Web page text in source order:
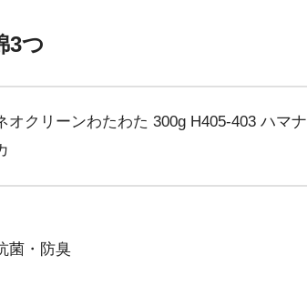
3つ
オクリーンわたわた 300g H405-403 ハマナ
菌・防臭